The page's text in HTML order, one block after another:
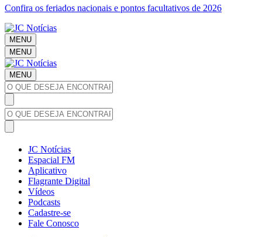
Confira os feriados nacionais e pontos facultativos de 2026
MENU
MENU
MENU
JC Notícias
Espacial FM
Aplicativo
Flagrante Digital
Vídeos
Podcasts
Cadastre-se
Fale Conosco